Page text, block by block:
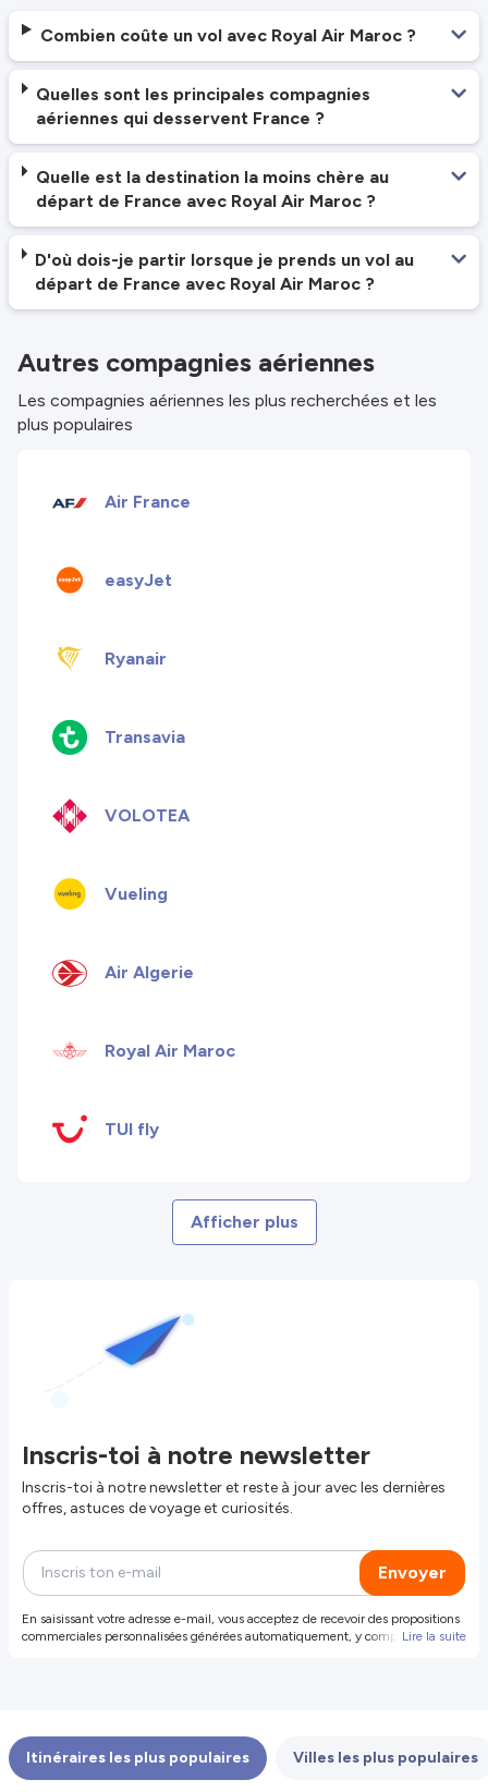
Combien coûte un vol avec Royal Air Maroc ?
Quelles sont les principales compagnies
aériennes qui desservent France ?
Quelle est la destination la moins chère au
départ de France avec Royal Air Maroc ?
D'où dois-je partir lorsque je prends un vol au
départ de France avec Royal Air Maroc ?
Autres compagnies aériennes
Les compagnies aériennes les plus recherchées et les
plus populaires
Air France
easyJet
Ryanair
Transavia
VOLOTEA
Vueling
Air Algerie
Royal Air Maroc
TUI fly
Afficher plus
Inscris-toi à notre newsletter
Inscris-toi à notre newsletter et reste à jour avec les dernières
offres, astuces de voyage et curiosités.
Envoyer
En saisissant votre adresse e-mail, vous acceptez de recevoir des propositions
commerciales personnalisées générées automatiquement, y compris desLire la suite
Itinéraires les plus populaires Villes les plus populaires